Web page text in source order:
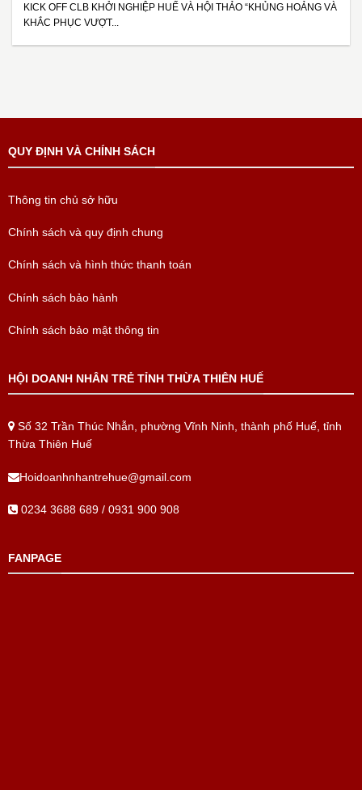
KICK OFF CLB KHỞI NGHIỆP HUẾ VÀ HỘI THẢO “KHỦNG HOẢNG VÀ
KHẮC PHỤC VƯỢT...
QUY ĐỊNH VÀ CHÍNH SÁCH
Thông tin chủ sở hữu
Chính sách và quy định chung
Chính sách và hình thức thanh toán
Chính sách bảo hành
Chính sách bảo mật thông tin
HỘI DOANH NHÂN TRẺ TỈNH THỪA THIÊN HUẾ
Số 32 Trần Thúc Nhẫn, phường Vĩnh Ninh, thành phố Huế, tỉnh
Thừa Thiên Huế
Hoidoanhnhantrehue@gmail.com
0234 3688 689 / 0931 900 908
FANPAGE